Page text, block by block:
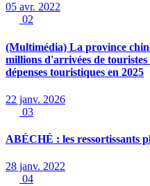
05 avr. 2022
02
(Multimédia) La province
millions d'arrivées de
dépenses touristiques en 2025
22 janv. 2026
03
ABÉCHÉ : les ressortissants
28 janv. 2022
04